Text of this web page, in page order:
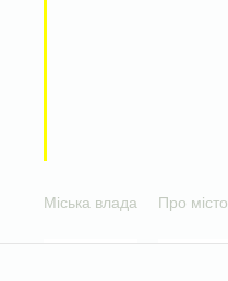
Міська влада Про місто